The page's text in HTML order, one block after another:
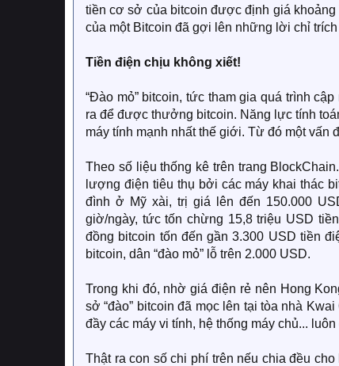
tiền cơ sở của bitcoin được định giá
của một Bitcoin đã gợi lên những lời chỉ
Tiền điện chịu không xiết!
“Đào mỏ” bitcoin, tức tham gia quá trình
ra để được thưởng bitcoin. Năng lực tính
máy tính mạnh nhất thế giới. Từ đó một vấn
Theo số liệu thống kê trên trang
lượng điện tiêu thụ bởi các máy khai thác
đình ở Mỹ xài, trị giá lên đến 150.000
giờ/ngày, tức tốn chừng 15,8 triệu USD
đồng bitcoin tốn đến gần 3.300 USD tiền
bitcoin, dân “đào mỏ” lỗ trên 2.000 USD.
Trong khi đó, nhờ giá điện rẻ nên Hong
sở “đào” bitcoin đã mọc lên tại tòa nhà
đầy các máy vi tính, hệ thống máy chủ...
Thật ra con số chi phí trên nếu chia đều